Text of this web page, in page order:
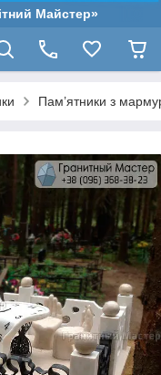
Майстер»
Пам’ятники з